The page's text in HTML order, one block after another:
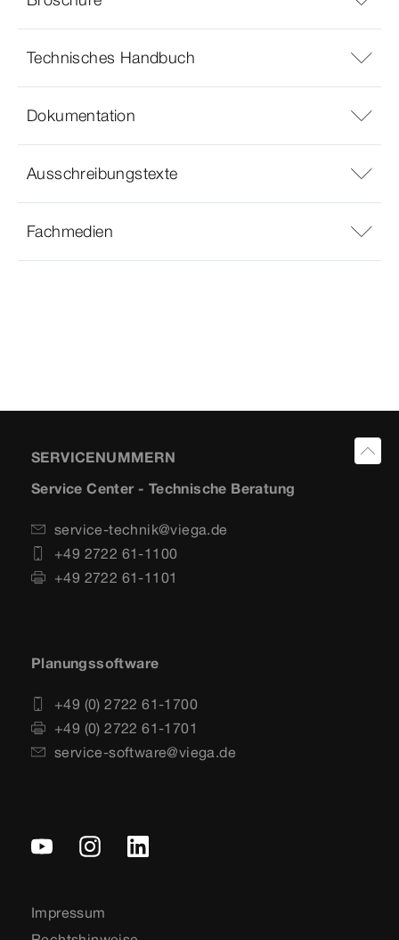
Technisches Handbuch
Dokumentation
Ausschreibungstexte
Fachmedien
SERVICENUMMERN
Service Center - Technische Beratung
service-technik@viega.de
+49 2722 61-1100
+49 2722 61-1101
Planungssoftware
+49 (0) 2722 61-1700
+49 (0) 2722 61-1701
service-software@viega.de
Impressum